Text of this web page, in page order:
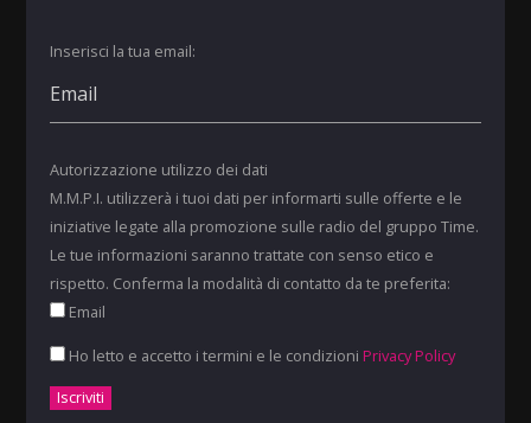
Inserisci la tua email:
Autorizzazione utilizzo dei dati
M.M.P.I. utilizzerà i tuoi dati per informarti sulle offerte e le
iniziative legate alla promozione sulle radio del gruppo Time.
Le tue informazioni saranno trattate con senso etico e
rispetto. Conferma la modalità di contatto da te preferita:
Email
Ho letto e accetto i termini e le condizioni Privacy Policy